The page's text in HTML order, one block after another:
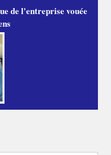
de l'entreprise vouée